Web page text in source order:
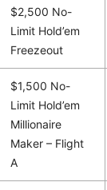
$2,500 No-
Limit Hold’em
Freezeout
$1,500 No-
Limit Hold’em
Millionaire
Maker – Flight
A